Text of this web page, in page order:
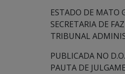
ESTADO DE MATO
SECRETARIA DE
TRIBUNAL
PUBLICADA NO
PAUTA DE